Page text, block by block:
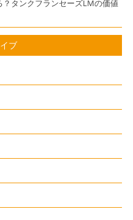
タンクフランセーズLMの価値
ブ